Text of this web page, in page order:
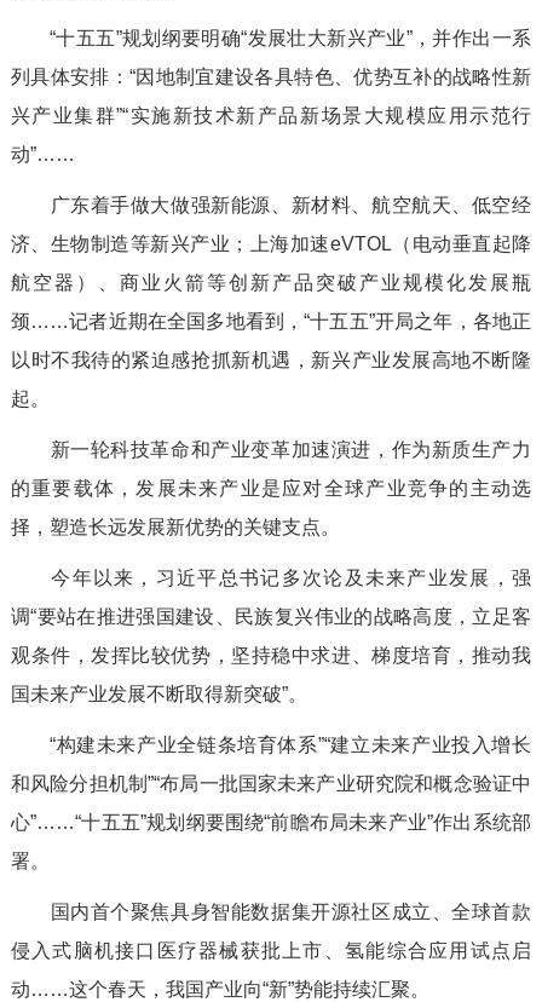
“十五五”规划纲要明确“发展壮大新兴产业”，并作出一系
列具体安排：“因地制宜建设各具特色、优势互补的战略性新
兴产业集群”“实施新技术新产品新场景大规模应用示范行
动”……
广东着手做大做强新能源、新材料、航空航天、低空经
济、生物制造等新兴产业；上海加速eVTOL（电动垂直起降
航空器）、商业火箭等创新产品突破产业规模化发展瓶
颈……记者近期在全国多地看到，“十五五”开局之年，各地正
以时不我待的紧迫感抢抓新机遇，新兴产业发展高地不断隆
起。
新一轮科技革命和产业变革加速演进，作为新质生产力
的重要载体，发展未来产业是应对全球产业竞争的主动选
择，塑造长远发展新优势的关键支点。
今年以来，习近平总书记多次论及未来产业发展，强
调“要站在推进强国建设、民族复兴伟业的战略高度，立足客
观条件，发挥比较优势，坚持稳中求进、梯度培育，推动我
国未来产业发展不断取得新突破”。
“构建未来产业全链条培育体系”“建立未来产业投入增长
和风险分担机制”“布局一批国家未来产业研究院和概念验证中
心”……“十五五”规划纲要围绕“前瞻布局未来产业”作出系统部
署。
国内首个聚焦具身智能数据集开源社区成立、全球首款
侵入式脑机接口医疗器械获批上市、氢能综合应用试点启
动……这个春天，我国产业向“新”势能持续汇聚。